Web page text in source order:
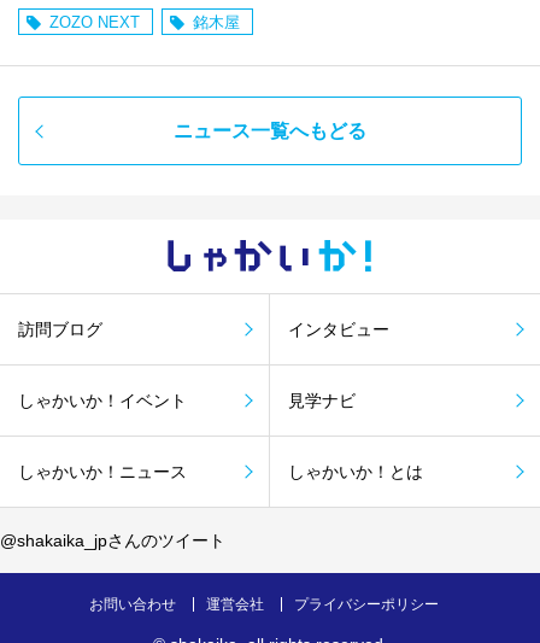
ZOZO NEXT 銘木屋
ニュース一覧へもどる
しゃかい か！
訪問ブログ インタビュー
しゃかいか！イベント 見学ナビ
しゃかいか！ニュース しゃかいか！とは
@shakaika_jpさんのツイート
お問い合わせ 運営会社 プライバシーポリシー